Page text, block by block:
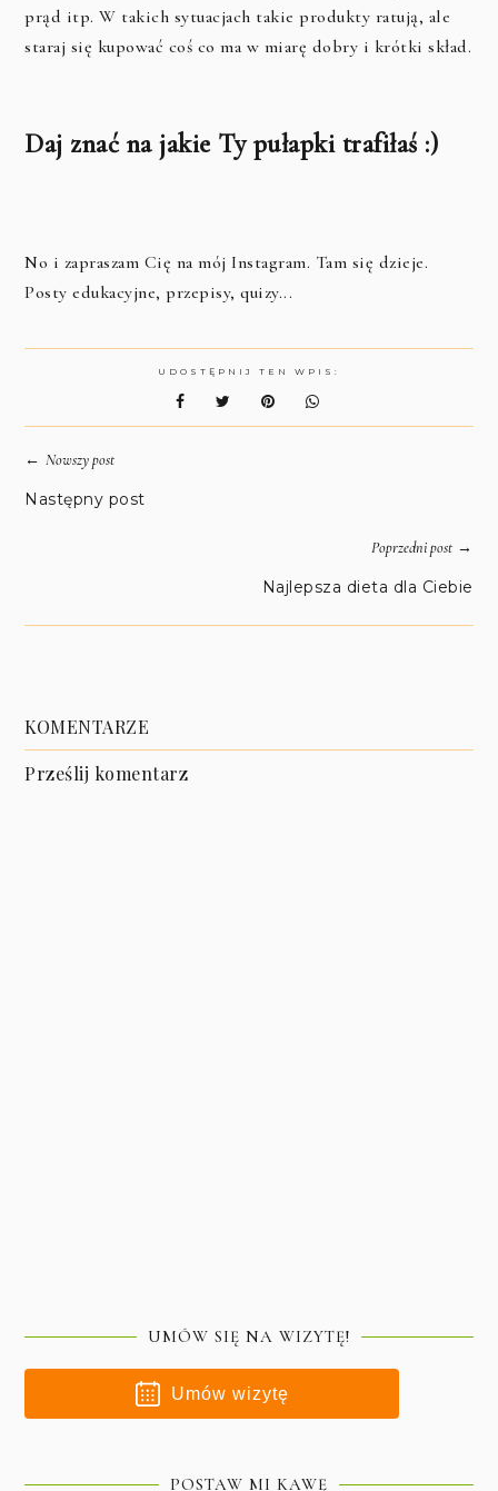
prąd itp. W takich sytuacjach takie produkty ratują, ale
staraj się kupować coś co ma w miarę dobry i krótki skład.
Daj znać na jakie Ty pułapki trafiłaś :)
No i zapraszam Cię na mój Instagram. Tam się dzieje.
Posty edukacyjne, przepisy, quizy...
UDOSTĘPNIJ TEN WPIS:
←Nowszy post
Następny post
Poprzedni post→
Najlepsza dieta dla Ciebie
KOMENTARZE
Prześlij komentarz
UMÓW SIĘ NA WIZYTĘ!
Umów wizytę
POSTAW MI KAWĘ